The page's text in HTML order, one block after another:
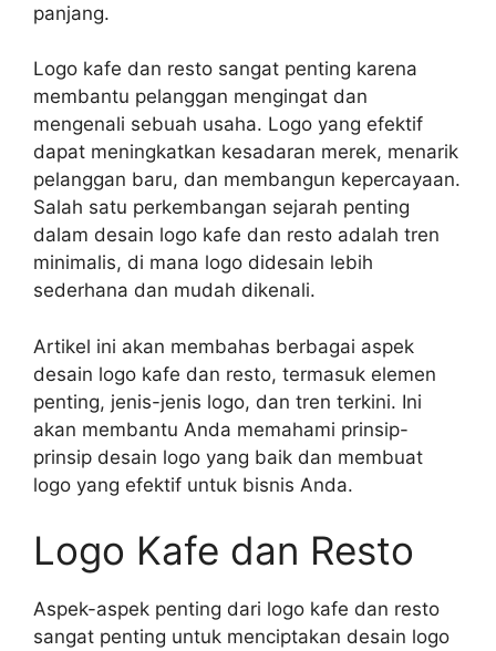
panjang.
Logo kafe dan resto sangat penting karena
membantu pelanggan mengingat dan
mengenali sebuah usaha. Logo yang efektif
dapat meningkatkan kesadaran merek, menarik
pelanggan baru, dan membangun kepercayaan.
Salah satu perkembangan sejarah penting
dalam desain logo kafe dan resto adalah tren
minimalis, di mana logo didesain lebih
sederhana dan mudah dikenali.
Artikel ini akan membahas berbagai aspek
desain logo kafe dan resto, termasuk elemen
penting, jenis-jenis logo, dan tren terkini. Ini
akan membantu Anda memahami prinsip-
prinsip desain logo yang baik dan membuat
logo yang efektif untuk bisnis Anda.
Logo Kafe dan Resto
Aspek-aspek penting dari logo kafe dan resto
sangat penting untuk menciptakan desain logo